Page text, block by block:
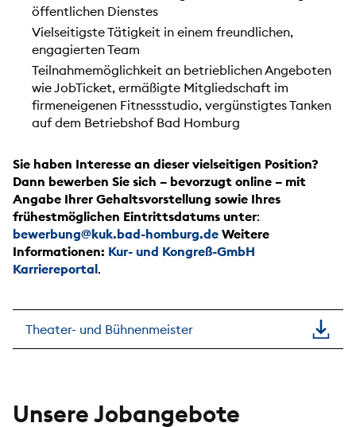
öffentlichen Dienstes
Vielseitigste Tätigkeit in einem freundlichen,
engagierten Team
Teilnahmemöglichkeit an betrieblichen Angeboten
wie JobTicket, ermäßigte Mitgliedschaft im
firmeneigenen Fitnessstudio, vergünstigtes Tanken
auf dem Betriebshof Bad Homburg
Sie haben Interesse an dieser vielseitigen Position?
Dann bewerben Sie sich – bevorzugt online – mit
Angabe Ihrer Gehaltsvorstellung sowie Ihres
frühestmöglichen Eintrittsdatums unter:
bewerbung@kuk.bad-homburg.de Weitere
Informationen: Kur- und Kongreß-GmbH
Karriereportal.
Theater- und Bühnenmeister
Unsere Jobangebote